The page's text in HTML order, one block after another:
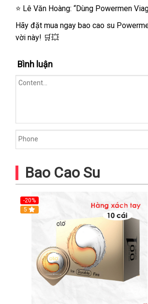
⭐ Lê Văn Hoàng: “Dùng Powermen
Hãy đặt mua ngay bao cao su
vời này! 🛒💥
Bình luận
Bao Cao Su
-20%
Hot
5